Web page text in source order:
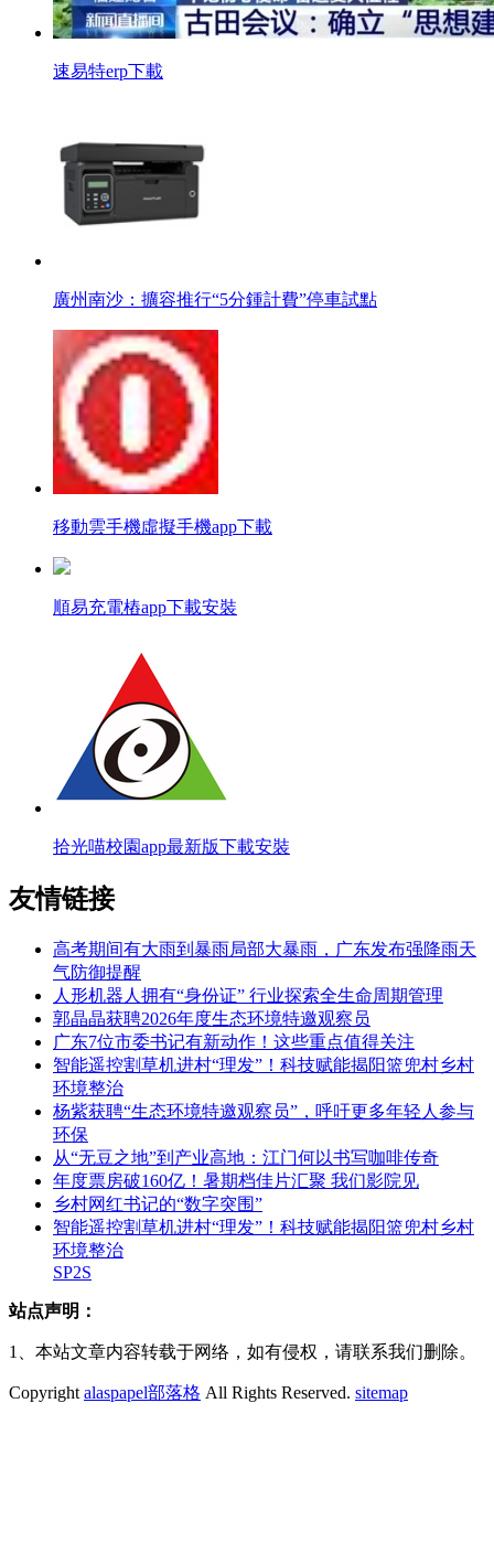
速易特erp下載
廣州南沙：擴容推行“5分鍾計費”停車試點
移動雲手機虛擬手機app下載
順易充電樁app下載安裝
拾光喵校園app最新版下載安裝
友情链接
高考期间有大雨到暴雨局部大暴雨，广东发布强降雨天
气防御提醒
人形机器人拥有“身份证” 行业探索全生命周期管理
郭晶晶获聘2026年度生态环境特邀观察员
广东7位市委书记有新动作！这些重点值得关注
智能遥控割草机进村“理发”！科技赋能揭阳篮兜村乡村
环境整治
杨紫获聘“生态环境特邀观察员”，呼吁更多年轻人参与
环保
从“无豆之地”到产业高地：江门何以书写咖啡传奇
年度票房破160亿！暑期档佳片汇聚 我们影院见
乡村网红书记的“数字突围”
智能遥控割草机进村“理发”！科技赋能揭阳篮兜村乡村
环境整治
SP2S
站点声明：
1、本站文章内容转载于网络，如有侵权，请联系我们删除。
Copyright alaspapel部落格 All Rights Reserved. sitemap